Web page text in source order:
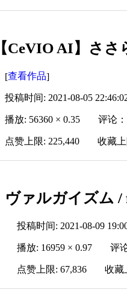
【CeVIO AI】さ
[查看作品]
投稿时间: 2021-08-05
播放: 56360 × 0.35 评论
点赞上限: 225,440 收藏上
ヴァルガイズム
投稿时间: 2021-08-09
播放: 16959 × 0.97 评
点赞上限: 67,836 收藏